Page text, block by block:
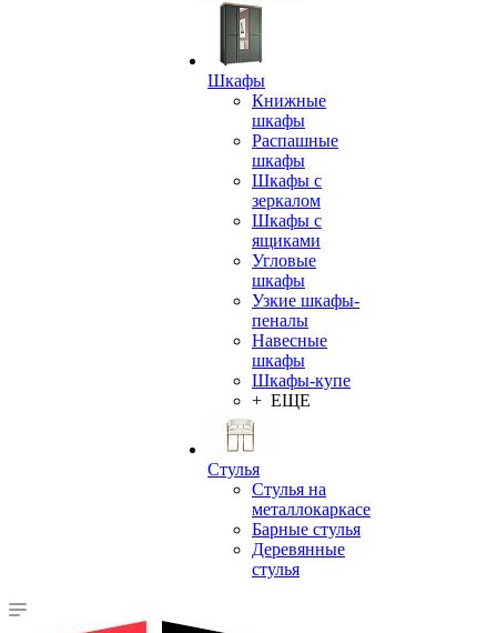
Шкафы
Книжные
шкафы
Распашные
шкафы
Шкафы с
зеркалом
Шкафы с
ящиками
Угловые
шкафы
Узкие шкафы-
пеналы
Навесные
шкафы
Шкафы-купе
+ ЕЩЕ
Стулья
Стулья на
металлокаркасе
Барные стулья
Деревянные
стулья